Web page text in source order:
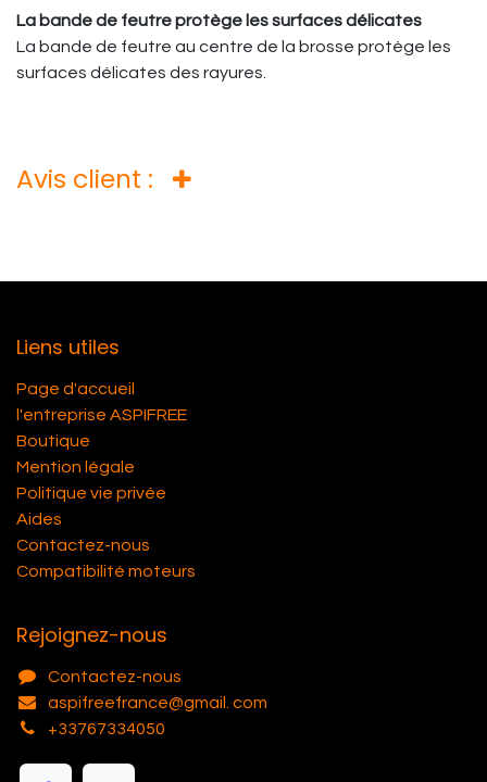
La bande de feutre protège les surfaces délicates
La bande de feutre au centre de la brosse protège les
surfaces délicates des rayures.
Avis client :
Liens utiles
Page d'accueil
l'entreprise ASPIFREE
Boutique
Mention légale
Politique vie privée
Aides
Contactez-nous
Compatibilité moteurs
Rejoignez-nous
Contactez-nous
aspifreefrance@gmail. com
+33767334050